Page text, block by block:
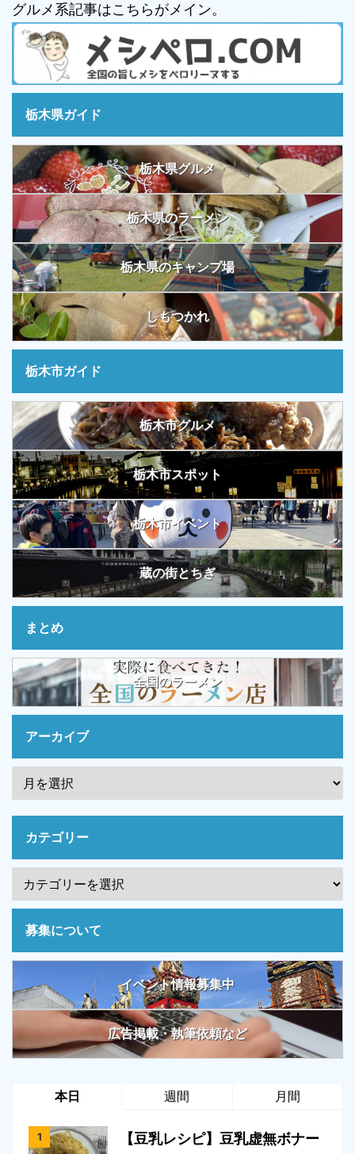
グルメ系記事はこちらがメイン。
栃木県ガイド
栃木県グルメ
栃木県のラーメン
栃木県のキャンプ場
しもつかれ
栃木市ガイド
栃木市グルメ
栃木市スポット
栃木市イベント
蔵の街とちぎ
まとめ
全国のラーメン
アーカイブ
カテゴリー
募集について
イベント情報募集中
広告掲載・執筆依頼など
本日 週間 月間
【豆乳レシピ】豆乳虚無ボナー